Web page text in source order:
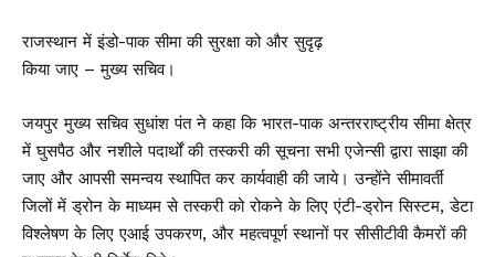
राजस्थान में इंडो-पाक सीमा की सुरक्षा को और सुदृढ़
किया जाए – मुख्य सचिव।
जयपुर मुख्य सचिव सुधांश पंत ने कहा कि भारत-पाक अन्तरराष्ट्रीय सीमा क्षेत्र
में घुसपैठ और नशीले पदार्थों की तस्करी की सूचना सभी एजेन्सी द्वारा साझा की
जाए और आपसी समन्वय स्थापित कर कार्यवाही की जाये। उन्होंने सीमावर्ती
जिलों में ड्रोन के माध्यम से तस्करी को रोकने के लिए एंटी-ड्रोन सिस्टम, डेटा
विश्लेषण के लिए एआई उपकरण, और महत्वपूर्ण स्थानों पर सीसीटीवी कैमरों की